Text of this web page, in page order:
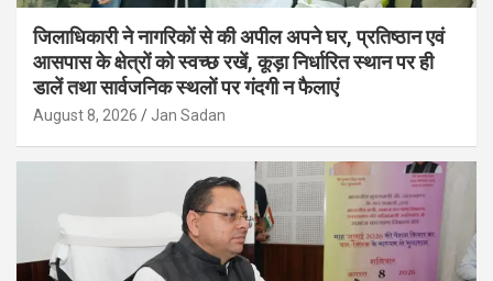
जिलाधिकारी ने नागरिकों से की अपील अपने घर, प्रतिष्ठान एवं
आसपास के क्षेत्रों को स्वच्छ रखें, कूड़ा निर्धारित स्थान पर ही
डालें तथा सार्वजनिक स्थलों पर गंदगी न फैलाएं
August 8, 2026 Jan Sadan